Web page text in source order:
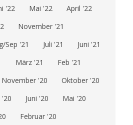
'22 Mai '22
April '22
November '21
Sep '21 Juli '21
Juni '21
März '21
Feb '21
November '20
Oktober '20
'20 Juni '20
Mai '20
Februar '20